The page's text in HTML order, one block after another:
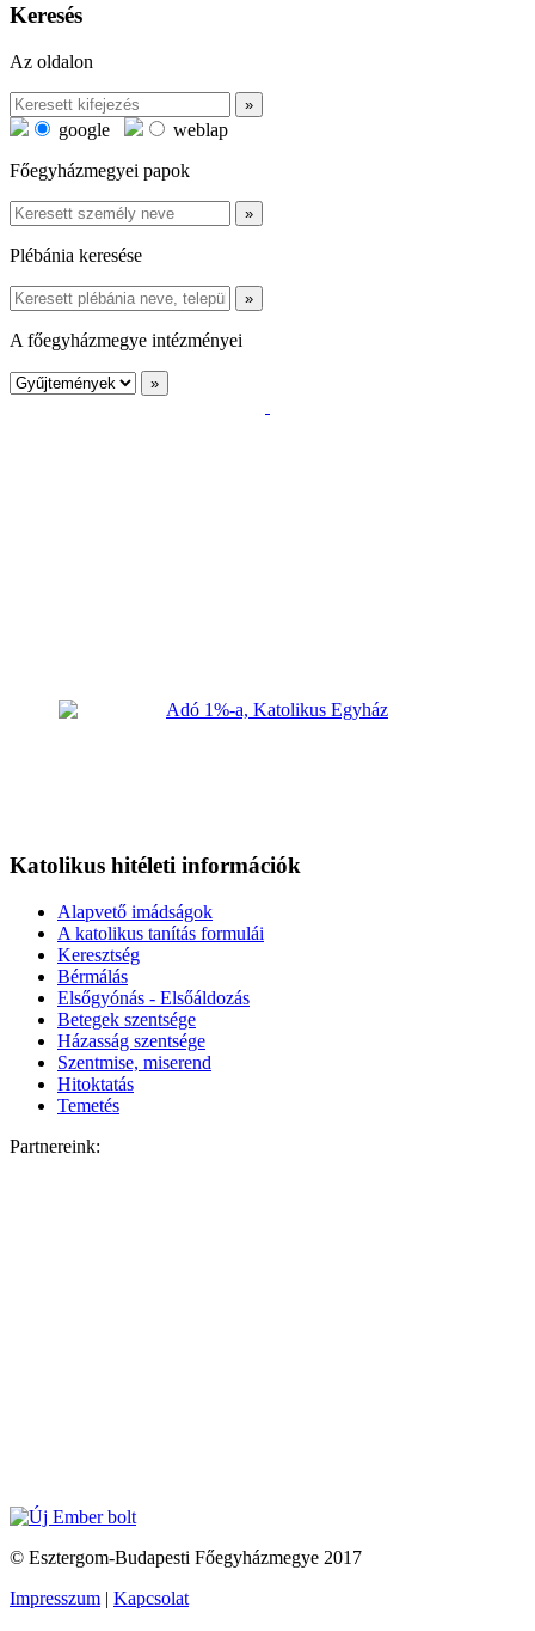
Keresés
Az oldalon
google
weblap
Főegyházmegyei papok
Plébánia keresése
A főegyházmegye intézményei
Katolikus hitéleti információk
Alapvető imádságok
A katolikus tanítás formulái
Keresztség
Bérmálás
Elsőgyónás - Elsőáldozás
Betegek szentsége
Házasság szentsége
Szentmise, miserend
Hitoktatás
Temetés
Partnereink:
© Esztergom-Budapesti Főegyházmegye 2017
Impresszum | Kapcsolat